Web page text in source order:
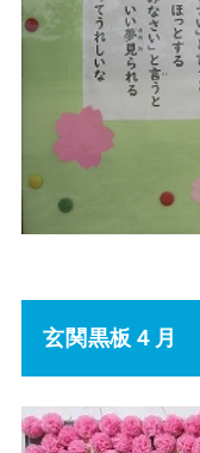
玄関黒板４月